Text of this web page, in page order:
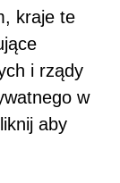
kraje te
i rządy
w
aby